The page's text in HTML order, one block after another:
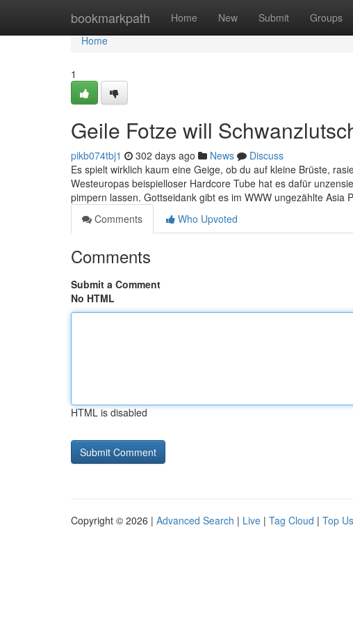
bookmarkpath Home New Submit Groups
Home
Home
1
Geile Fotze will
pikb074tbj1 302 days ago News
Discuss
Es spielt wirklich kaum eine Geige, ob du auf kleine Brüste,
Westeuropas beispielloser Hardcore Tube hat es dafür
pimpern lassen. Gottseidank gibt es im WWW ungezählte Asia
Comments
Who Upvoted
Comments
Submit a Comment
No HTML
HTML is disabled
Copyright © 2026 | Advanced Search | Live | Tag Cloud | Top